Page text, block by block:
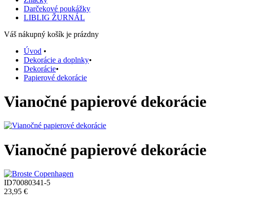
Darčekové poukážky
LIBLIG ŽURNÁL
Váš nákupný košík je prázdny
Úvod •
Dekorácie a doplnky•
Dekorácie•
Papierové dekorácie
Vianočné papierové dekorácie
Vianočné papierové dekorácie
ID70080341-5
23,95 €